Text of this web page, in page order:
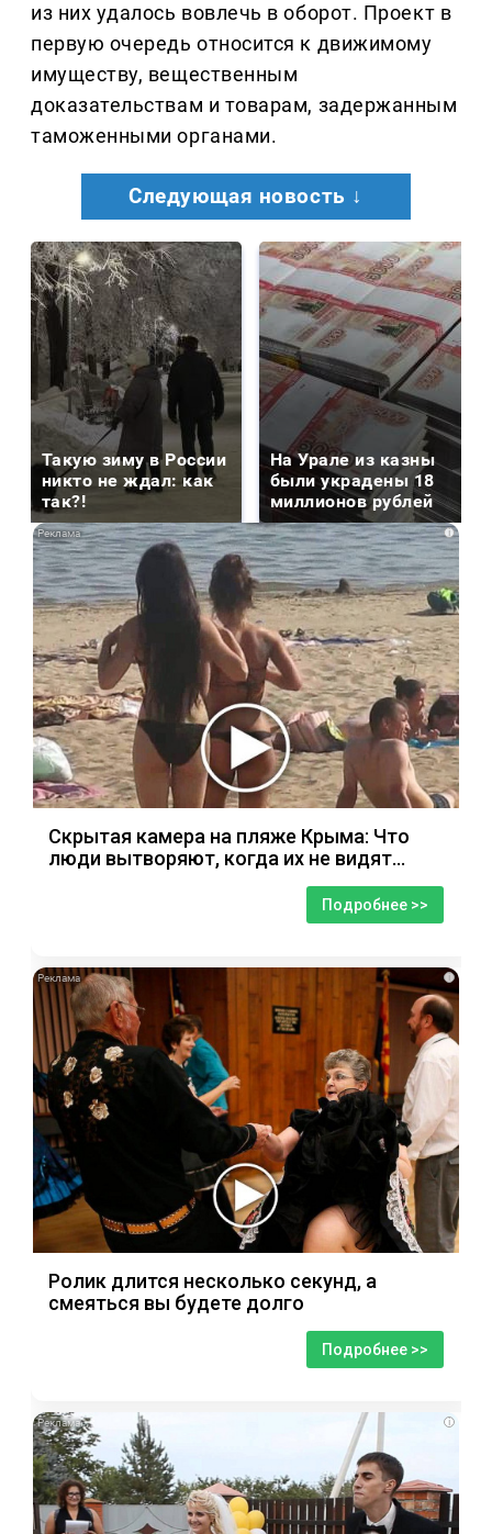
из них удалось вовлечь в оборот. Проект в
первую очередь относится к движимому
имуществу, вещественным
доказательствам и товарам, задержанным
таможенными органами.
Следующая новость ↓
Такую зиму в России
никто не ждал: как
так?!
На Урале из казны
были украдены 18
миллионов рублей
i
Скрытая камера на пляже Крыма: Что
люди вытворяют, когда их не видят...
Подробнее >>
i
Ролик длится несколько секунд, а
смеяться вы будете долго
Подробнее >>
i